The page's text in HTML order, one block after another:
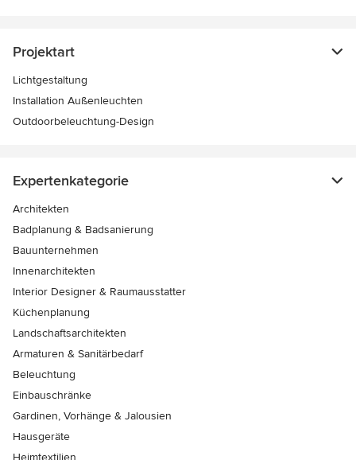
Projektart
Lichtgestaltung
Installation Außenleuchten
Outdoorbeleuchtung-Design
Expertenkategorie
Architekten
Badplanung & Badsanierung
Bauunternehmen
Innenarchitekten
Interior Designer & Raumausstatter
Küchenplanung
Landschaftsarchitekten
Armaturen & Sanitärbedarf
Beleuchtung
Einbauschränke
Gardinen, Vorhänge & Jalousien
Hausgeräte
Heimtextilien